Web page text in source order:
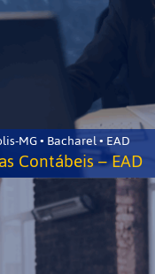
MG • Bacharel • EAD
Contábeis – EAD